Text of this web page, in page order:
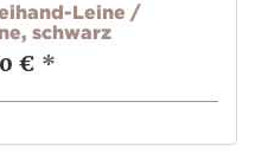
Leine /
schwarz
€ *